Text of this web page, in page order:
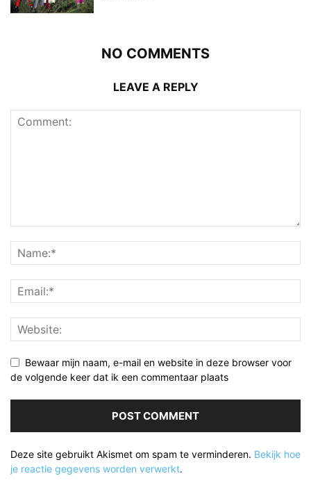
NO COMMENTS
LEAVE A REPLY
Bewaar mijn naam, e-mail en website in deze browser voor
de volgende keer dat ik een commentaar plaats
Deze site gebruikt Akismet om spam te verminderen. Bekijk hoe
je reactie gegevens worden verwerkt.